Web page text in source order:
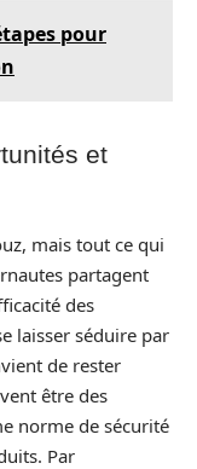
pour
et
mais tout ce qui
partagent
des
laisser séduire par
de rester
être des
norme de sécurité
Par